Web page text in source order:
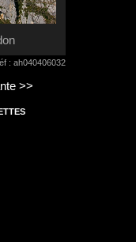
: ah040406032
>>